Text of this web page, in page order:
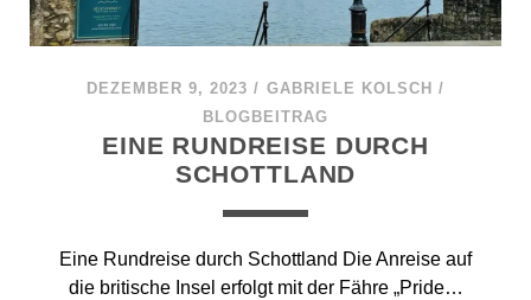
DEZEMBER 9, 2023 / GABRIELE KOLSCH /
BLOGBEITRAG
EINE RUNDREISE DURCH
SCHOTTLAND
Eine Rundreise durch Schottland Die Anreise auf
die britische Insel erfolgt mit der Fähre „Pride…